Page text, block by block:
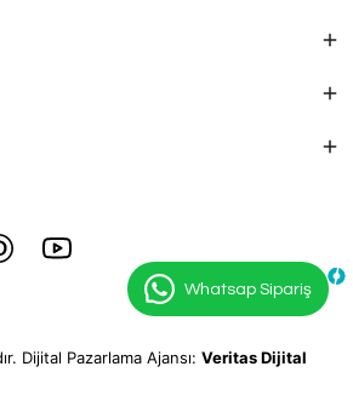
Dijital Pazarlama Ajansı: Veritas Dijital
Whatsap Sipariş